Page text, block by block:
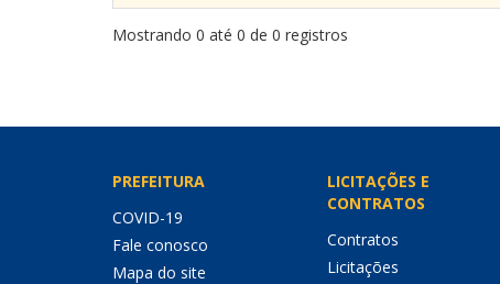
Mostrando 0 até 0 de 0 registros
PREFEITURA
COVID-19
Fale conosco
Mapa do site
LICITAÇÕES E
CONTRATOS
Contratos
Licitações